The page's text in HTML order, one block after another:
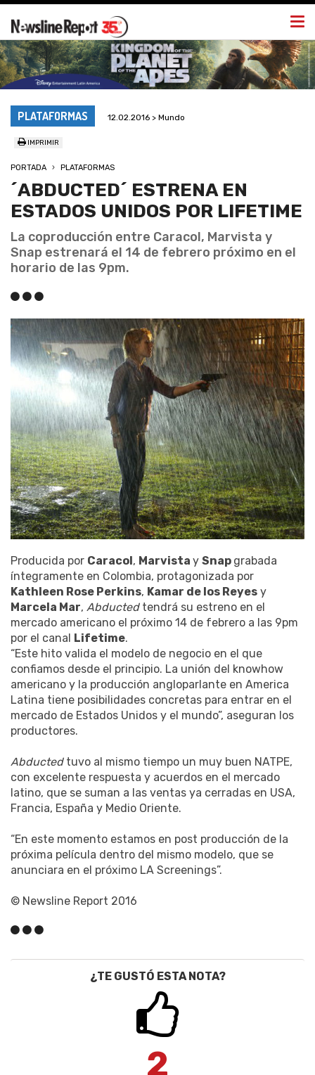
PLATAFORMAS 12.02.2016 > Mundo
IMPRIMIR
PORTADA PLATAFORMAS
´ABDUCTED´ ESTRENA EN
ESTADOS UNIDOS POR LIFETIME
La coproducción entre Caracol, Marvista y
Snap estrenará el 14 de febrero próximo en el
horario de las 9pm.
Producida por Caracol, Marvista y Snap grabada
íntegramente en Colombia, protagonizada por
Kathleen Rose Perkins, Kamar de los Reyes y
Marcela Mar, Abducted tendrá su estreno en el
mercado americano el próximo 14 de febrero a las 9pm
por el canal Lifetime.
“Este hito valida el modelo de negocio en el que
confiamos desde el principio. La unión del knowhow
americano y la producción angloparlante en America
Latina tiene posibilidades concretas para entrar en el
mercado de Estados Unidos y el mundo”, aseguran los
productores.
Abductedtuvo al mismo tiempo un muy buen NATPE,
con excelente respuesta y acuerdos en el mercado
latino, que se suman a las ventas ya cerradas en USA,
Francia, España y Medio Oriente.
“En este momento estamos en post producción de la
próxima película dentro del mismo modelo, que se
anunciara en el próximo LA Screenings”.
© Newsline Report 2016
¿TE GUSTÓ ESTA NOTA?
2